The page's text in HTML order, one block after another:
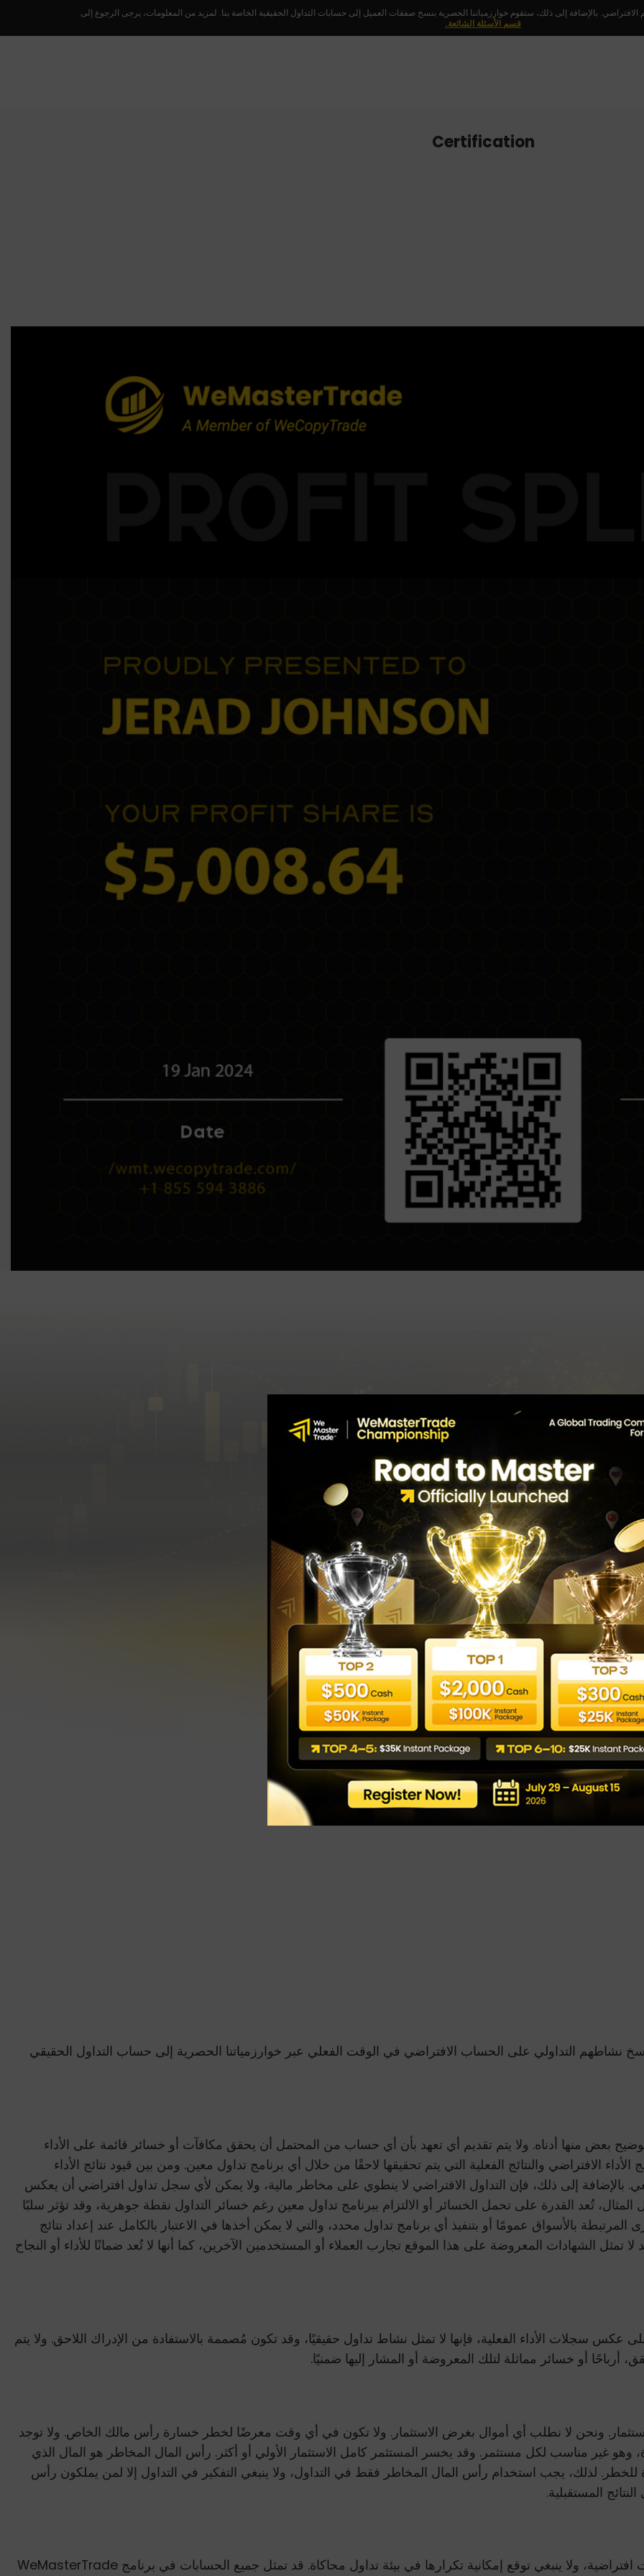
بالإضافة إلى ذلك، ستقوم خوارزمياتنا الحصرية بنسخ صفقات العميل إلى حسابات التداول الحقيقية الخاصة بنا. لمزيد من المعلومات، يرجى الرجوع إلى
قسم الأسئلة الشائعة.
Certification
نشاطهم التداولي على الحساب الافتراضي في الوقت الفعلي عبر خوارزمياتنا الحصرية إلى حساب التداول الحقيقي
توضيح بعض منها أدناه. ولا يتم تقديم أي تعهد بأن أي حساب من المحتمل أن يحقق مكافآت أو خسائر قائمة على الأداء
الافتراضي والنتائج الفعلية التي يتم تحقيقها لاحقًا من خلال أي برنامج تداول معين. ومن بين قيود نتائج الأداء
بالإضافة إلى ذلك، فإن التداول الافتراضي لا ينطوي على مخاطر مالية، ولا يمكن لأي سجل تداول افتراضي أن يعكس
المثال، تُعد القدرة على تحمل الخسائر أو الالتزام ببرنامج تداول معين رغم خسائر التداول نقطة جوهرية، وقد تؤثر سلبًا
المرتبطة بالأسواق عمومًا أو بتنفيذ أي برنامج تداول محدد، والتي لا يمكن أخذها في الاعتبار بالكامل عند إعداد نتائج
لا تمثل الشهادات المعروضة على هذا الموقع تجارب العملاء أو المستخدمين الآخرين، كما أنها لا تُعد ضمانًا للأداء أو النجاح
عكس سجلات الأداء الفعلية، فإنها لا تمثل نشاط تداول حقيقيًا، وقد تكون مُصممة بالاستفادة من الإدراك اللاحق. ولا يتم
أو خسائر مماثلة لتلك المعروضة أو المشار إليها ضمنيًا.
ونحن لا نطلب أي أموال بغرض الاستثمار. ولا تكون في أي وقت معرضًا لخطر خسارة رأس مالك الخاص. ولا توجد
وهو غير مناسب لكل مستثمر. وقد يخسر المستثمر كامل الاستثمار الأولي أو أكثر. رأس المال المخاطر هو المال الذي
لذلك، يجب استخدام رأس المال المخاطر فقط في التداول، ولا ينبغي التفكير في التداول إلا لمن يملكون رأس
المستقبلية.
يجب اعتبار جميع الصفقات المعروضة لتعويض العملاء صفقات افتراضية، ولا ينبغي توقع إمكانية تكرارها في بيئة تداول محاكاة. قد تمثل جميع الحسابات في برنامج WeMasterTrade